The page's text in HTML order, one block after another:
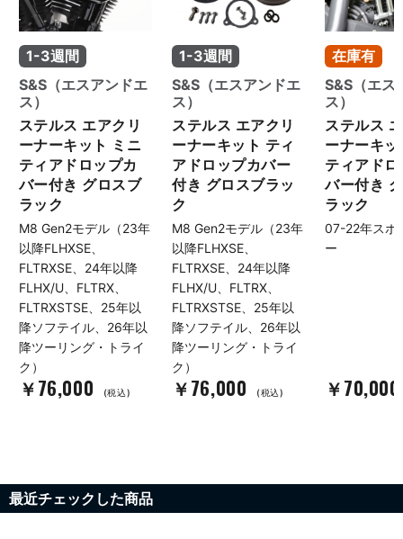
1-3週間
S&S（エスアンドエ
ス）
ステルス エアクリ
ーナーキット ミニ
ティアドロップカ
バー付き グロスブ
ラック
M8 Gen2モデル（23年
以降FLHXSE、
FLTRXSE、24年以降
FLHX/U、FLTRX、
FLTRXSTSE、25年以
降ソフテイル、26年以
降ツーリング・トライ
ク）
￥76,000 (税込)
1-3週間
S&S（エスアンドエ
ス）
ステルス エアクリ
ーナーキット ティ
アドロップカバー
付き グロスブラッ
ク
M8 Gen2モデル（23年
以降FLHXSE、
FLTRXSE、24年以降
FLHX/U、FLTRX、
FLTRXSTSE、25年以
降ソフテイル、26年以
降ツーリング・トライ
ク）
￥76,000 (税込)
在庫有
S&S（エス
ス）
ステルス
ーナーキ
ティアド
バー付き
ラック
07-22年スポ
ー
￥
最近チェックした商品